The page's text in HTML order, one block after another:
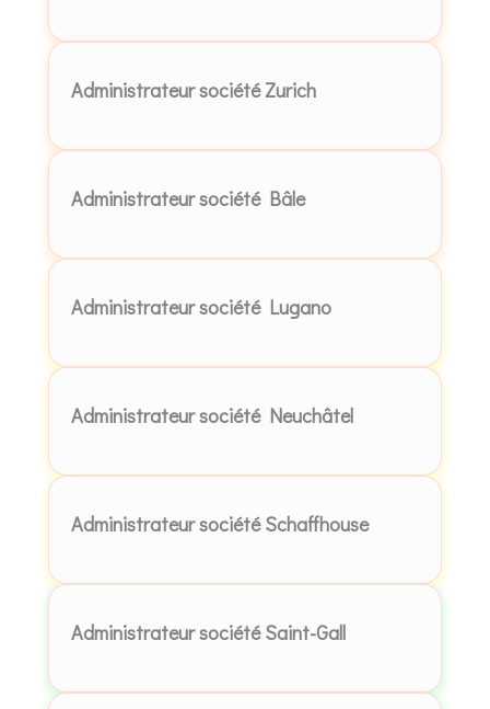
Administrateur société Zurich
Administrateur société Bâle
Administrateur société Lugano
Administrateur société Neuchâtel
Administrateur société Schaffhouse
Administrateur société Saint-Gall